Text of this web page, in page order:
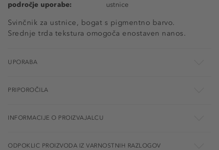
Svinčnik za ustnice, bogat s pigmentno barvo.
Srednje trda tekstura omogoča enostaven nanos.
področje uporabe:
ustnice
UPORABA
PRIPOROČILA
INFORMACIJE O PROIZVAJALCU
ODPOKLIC PROIZVODA IZ VARNOSTNIH RAZLOGOV